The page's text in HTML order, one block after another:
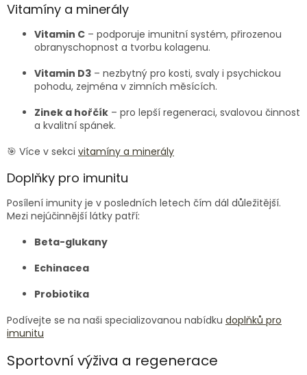
Vitamíny a minerály
Vitamin C – podporuje imunitní systém, přirozenou
obranyschopnost a tvorbu kolagenu.
Vitamin D3 – nezbytný pro kosti, svaly i psychickou
pohodu, zejména v zimních měsících.
Zinek a hořčík – pro lepší regeneraci, svalovou činnost
a kvalitní spánek.
🎯 Více v sekci vitamíny a minerály
Doplňky pro imunitu
Posílení imunity je v posledních letech čím dál důležitější.
Mezi nejúčinnější látky patří:
Beta-glukany
Echinacea
Probiotika
Podívejte se na naši specializovanou nabídku doplňků pro
imunitu
Sportovní výživa a regenerace